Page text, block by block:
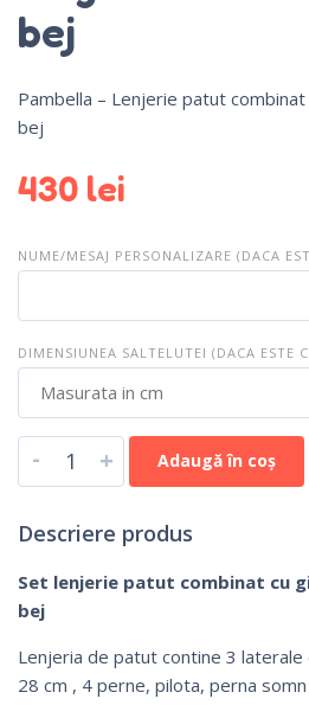
bej
Pambella – Lenjerie patut
bej
430 lei
NUME/MESAJ PERSONALIZARE (DACA
DIMENSIUNEA SALTELUTEI (DACA ESTE
- + Adaugă în coș
Descriere produs
Set lenjerie patut combinat cu
bej
Lenjeria de patut contine 3 laterale
28 cm , 4 perne, pilota, perna